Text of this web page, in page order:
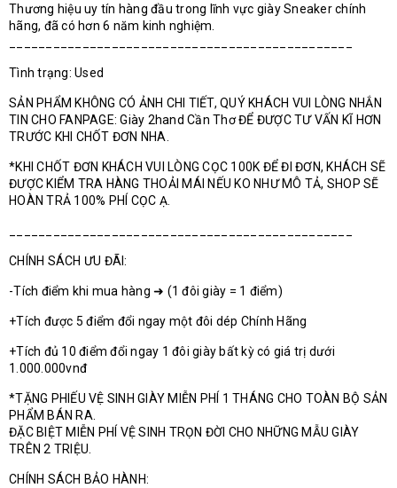
Thương hiệu uy tín hàng đầu trong lĩnh vực giày Sneaker chính
hãng, đã có hơn 6 năm kinh nghiệm.
Tình trạng: Used
SẢN PHẨM KHÔNG CÓ ẢNH CHI TIẾT, QUÝ KHÁCH VUI LÒNG NHẮN
TIN CHO FANPAGE: Giày 2hand Cần Thơ ĐỂ ĐƯỢC TƯ VẤN KĨ HƠN
TRƯỚC KHI CHỐT ĐƠN NHA.
*KHI CHỐT ĐƠN KHÁCH VUI LÒNG CỌC 100K ĐỂ ĐI ĐƠN, KHÁCH SẼ
ĐƯỢC KIỂM TRA HÀNG THOẢI MÁI NẾU KO NHƯ MÔ TẢ, SHOP SẼ
HOÀN TRẢ 100% PHÍ CỌC Ạ.
CHÍNH SÁCH ƯU ĐÃI:
-Tích điểm khi mua hàng ➜ (1 đôi giày = 1 điểm)
+Tích được 5 điểm đổi ngay một đôi dép Chính Hãng
+Tích đủ 10 điểm đổi ngay 1 đôi giày bất kỳ có giá trị dưới
1.000.000vnđ
*TẶNG PHIẾU VỆ SINH GIÀY MIỄN PHÍ 1 THÁNG CHO TOÀN BỘ SẢN
PHẨM BÁN RA.
ĐẶC BIỆT MIỄN PHÍ VỆ SINH TRỌN ĐỜI CHO NHỮNG MẪU GIÀY
TRÊN 2 TRIỆU.
CHÍNH SÁCH BẢO HÀNH: